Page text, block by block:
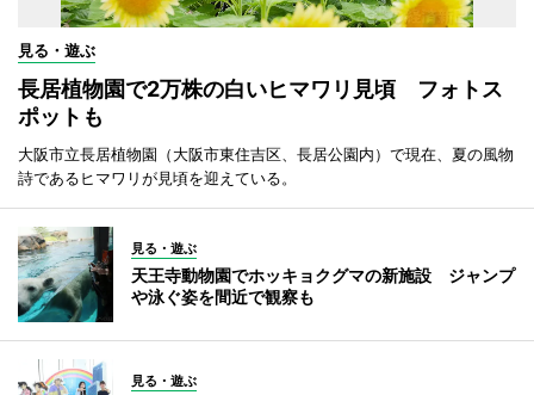
見る・遊ぶ
長居植物園で2万株の白いヒマワリ見頃 フォトス
ポットも
大阪市立長居植物園（大阪市東住吉区、長居公園内）で現在、夏の風物
詩であるヒマワリが見頃を迎えている。
見る・遊ぶ
天王寺動物園でホッキョクグマの新施設 ジャンプ
や泳ぐ姿を間近で観察も
見る・遊ぶ